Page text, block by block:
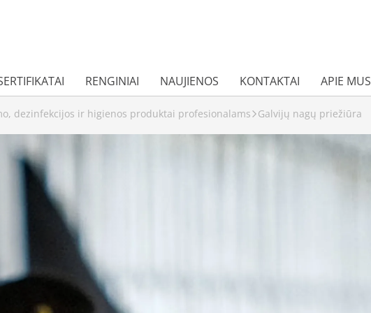
RENGINIAI NAUJIENOS KONTAKTAI APIE MUS
dezinfekcijos ir higienos produktai profesionalams Galvijų nagų priežiūra